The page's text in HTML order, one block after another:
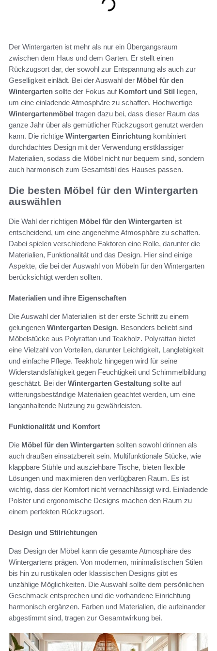
Der Wintergarten ist mehr als nur ein Übergangsraum
zwischen dem Haus und dem Garten. Er stellt einen
Rückzugsort dar, der sowohl zur Entspannung als auch zur
Geselligkeit einlädt. Bei der Auswahl der Möbel für den
Wintergarten sollte der Fokus auf Komfort und Stil liegen,
um eine einladende Atmosphäre zu schaffen. Hochwertige
Wintergartenmöbel tragen dazu bei, dass dieser Raum das
ganze Jahr über als gemütlicher Rückzugsort genutzt werden
kann. Die richtige Wintergarten Einrichtung kombiniert
durchdachtes Design mit der Verwendung erstklassiger
Materialien, sodass die Möbel nicht nur bequem sind, sondern
auch harmonisch zum Gesamtstil des Hauses passen.
Die besten Möbel für den Wintergarten
auswählen
Die Wahl der richtigen Möbel für den Wintergarten ist
entscheidend, um eine angenehme Atmosphäre zu schaffen.
Dabei spielen verschiedene Faktoren eine Rolle, darunter die
Materialien, Funktionalität und das Design. Hier sind einige
Aspekte, die bei der Auswahl von Möbeln für den Wintergarten
berücksichtigt werden sollten.
Materialien und ihre Eigenschaften
Die Auswahl der Materialien ist der erste Schritt zu einem
gelungenen Wintergarten Design. Besonders beliebt sind
Möbelstücke aus Polyrattan und Teakholz. Polyrattan bietet
eine Vielzahl von Vorteilen, darunter Leichtigkeit, Langlebigkeit
und einfache Pflege. Teakholz hingegen wird für seine
Widerstandsfähigkeit gegen Feuchtigkeit und Schimmelbildung
geschätzt. Bei der Wintergarten Gestaltung sollte auf
witterungsbeständige Materialien geachtet werden, um eine
langanhaltende Nutzung zu gewährleisten.
Funktionalität und Komfort
Die Möbel für den Wintergarten sollten sowohl drinnen als
auch draußen einsatzbereit sein. Multifunktionale Stücke, wie
klappbare Stühle und ausziehbare Tische, bieten flexible
Lösungen und maximieren den verfügbaren Raum. Es ist
wichtig, dass der Komfort nicht vernachlässigt wird. Einladende
Polster und ergonomische Designs machen den Raum zu
einem perfekten Rückzugsort.
Design und Stilrichtungen
Das Design der Möbel kann die gesamte Atmosphäre des
Wintergartens prägen. Von modernen, minimalistischen Stilen
bis hin zu rustikalen oder klassischen Designs gibt es
unzählige Möglichkeiten. Die Auswahl sollte dem persönlichen
Geschmack entsprechen und die vorhandene Einrichtung
harmonisch ergänzen. Farben und Materialien, die aufeinander
abgestimmt sind, tragen zur Gesamtwirkung bei.